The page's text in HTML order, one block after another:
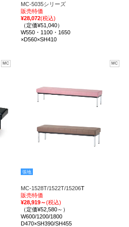
MC-5035シリーズ
販売特価
¥28,072(税込)
（定価¥51,040）
W550・1100・1650
×D560×SH410
MC MC
張地
MC-1528T/1522T/15206T
販売特価
¥28,919～(税込)
（定価¥52,580～）
W600/1200/1800
D470×SH390/SH455